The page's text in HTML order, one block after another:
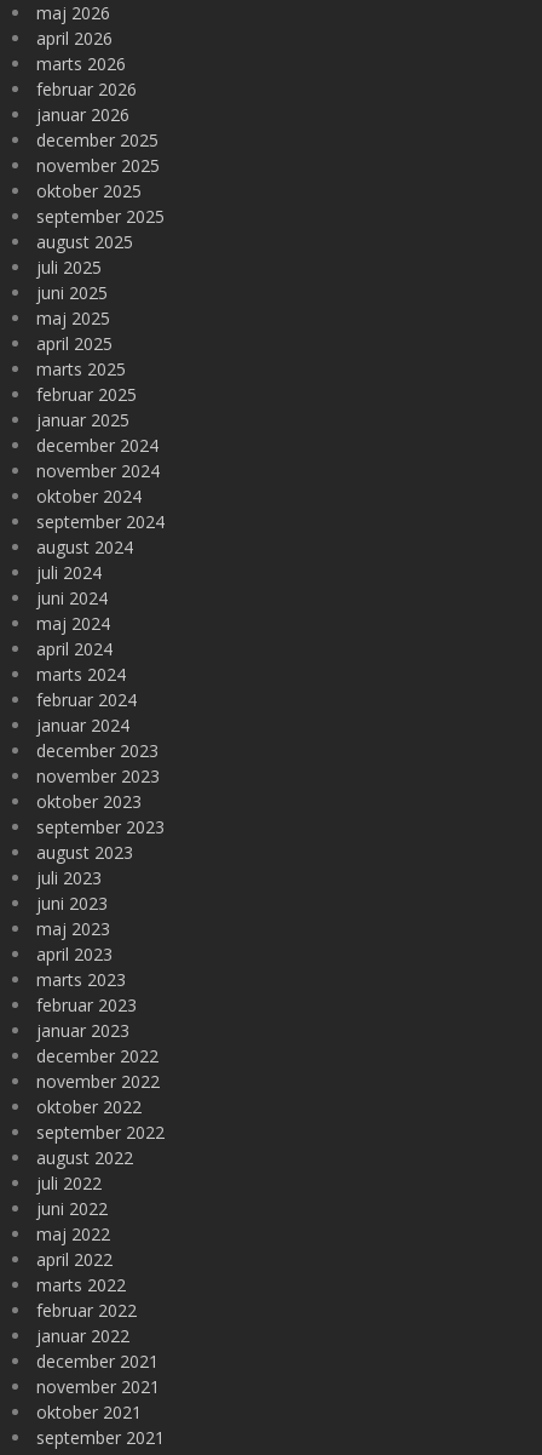
maj 2026
april 2026
marts 2026
februar 2026
januar 2026
december 2025
november 2025
oktober 2025
september 2025
august 2025
juli 2025
juni 2025
maj 2025
april 2025
marts 2025
februar 2025
januar 2025
december 2024
november 2024
oktober 2024
september 2024
august 2024
juli 2024
juni 2024
maj 2024
april 2024
marts 2024
februar 2024
januar 2024
december 2023
november 2023
oktober 2023
september 2023
august 2023
juli 2023
juni 2023
maj 2023
april 2023
marts 2023
februar 2023
januar 2023
december 2022
november 2022
oktober 2022
september 2022
august 2022
juli 2022
juni 2022
maj 2022
april 2022
marts 2022
februar 2022
januar 2022
december 2021
november 2021
oktober 2021
september 2021